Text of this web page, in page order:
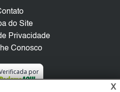
do Site
Privacidade
Conosco
por
X